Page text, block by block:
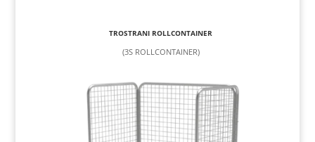
TROSTRANI ROLLCONTAINER
(3S ROLLCONTAINER)